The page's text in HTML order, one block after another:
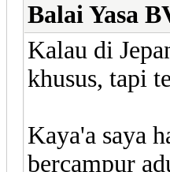
Balai Yasa
Kalau di
khusus, tapi
Kaya'a saya
bercampur